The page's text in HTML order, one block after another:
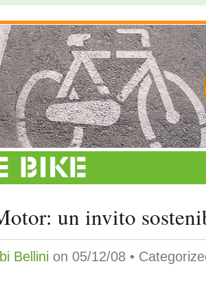
un invito
Bellini on 05/12/08 •